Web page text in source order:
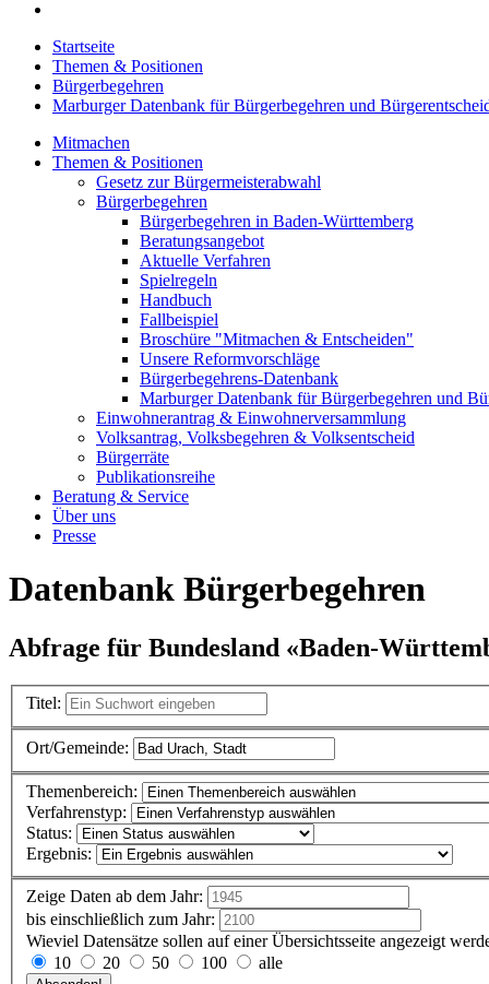
Startseite
Themen & Positionen
Bürgerbegehren
Marburger Datenbank für Bürgerbegehren und
Mitmachen
Themen & Positionen
Gesetz zur Bürgermeisterabwahl
Bürgerbegehren
Bürgerbegehren in Baden-Württemberg
Beratungsangebot
Aktuelle Verfahren
Spielregeln
Handbuch
Fallbeispiel
Broschüre "Mitmachen & Entscheiden"
Unsere Reformvorschläge
Bürgerbegehrens-Datenbank
Marburger Datenbank für Bürgerbegehren und
Einwohnerantrag & Einwohnerversammlung
Volksantrag, Volksbegehren & Volksentscheid
Bürgerräte
Publikationsreihe
Beratung & Service
Über uns
Presse
Datenbank Bürgerbegehren
Abfrage für Bundesland «Baden-
Titel:
Ort/Gemeinde:
Themenbereich:
Verfahrenstyp:
Status:
Ergebnis:
Zeige Daten ab dem Jahr:
bis einschließlich zum Jahr:
Wieviel Datensätze sollen auf einer Übersichtsseite angezeigt
10
20 50 100 alle